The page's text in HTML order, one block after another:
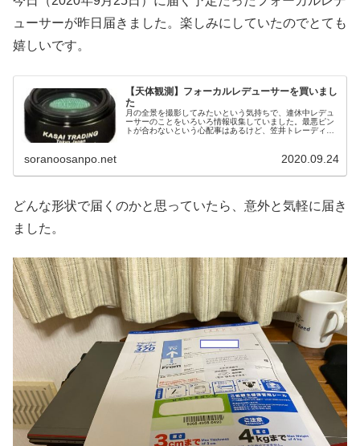
ューサーが昨日届きました。楽しみにしていたのでとても
嬉しいです。
【天体観測】フォーカルレデューサーを買いまし
た
月の全景を撮影してみたいという気持ちで、連休中レデュ
ーサーのことをいろいろ情報収集していました。最悪ピン
トが合わないという心配事はあるけど、笠井トレーディン
soranoosanpo.net 2020.09.24
どんな形状で届くのかと思っていたら、意外と気軽に届き
ました。